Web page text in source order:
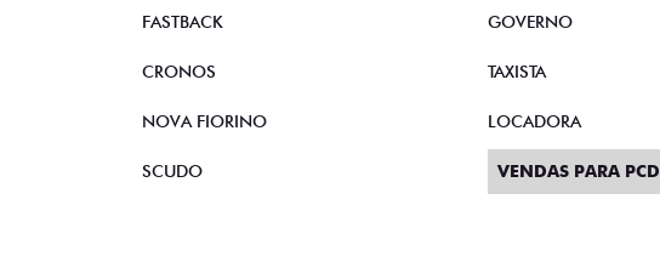
FASTBACK
CRONOS
NOVA FIORINO
SCUDO
GOVERNO
TAXISTA
LOCADORA
VENDAS PARA PCD